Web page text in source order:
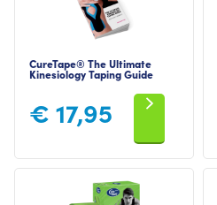
CureTape® The Ultimate
Kinesiology Taping Guide
€ 17,95